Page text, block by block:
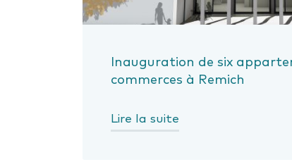
Inauguration de six
commerces à Remich
Lire la suite